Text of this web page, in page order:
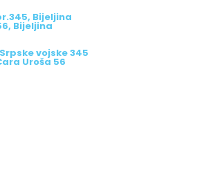
Bijeljina
Bijeljina
vojske 345
Uroša 56